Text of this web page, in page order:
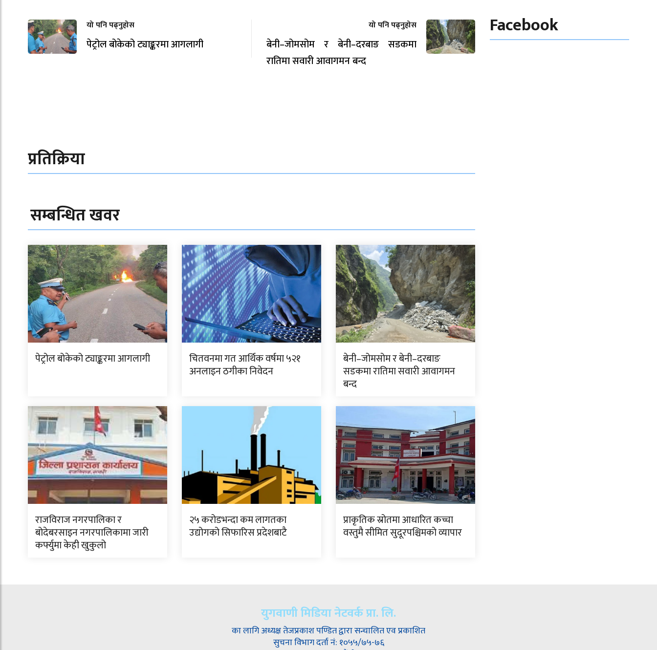
यो पनि पढ्नुहोस
पेट्रोल बोकेको ट्याङ्करमा आगलागी
यो पनि पढ्नुहोस
बेनी–जोमसोम र बेनी–दरबाङ सडकमा
रातिमा सवारी आवागमन बन्द
प्रतिक्रिया
सम्बन्धित खवर
पेट्रोल बोकेको ट्याङ्करमा आगलागी चितवनमा गत आर्थिक वर्षमा ५२१
अनलाइन ठगीका निवेदन
बेनी–जोमसोम र बेनी–दरबाङ
सडकमा रातिमा सवारी आवागमन
बन्द
राजविराज नगरपालिका र
बोदेबरसाइन नगरपालिकामा जारी
कर्फ्युमा केही खुकुलो
२५ करोडभन्दा कम लागतका
उद्योगको सिफारिस प्रदेशबाटै
प्राकृतिक स्रोतमा आधारित कच्चा
वस्तुमै सीमित सुदूरपश्चिमको व्यापार
Facebook
युगवाणी मिडिया नेटवर्क प्रा. लि.
का लागि अध्यक्ष तेजप्रकाश पण्डित द्वारा सन्चालित एव प्रकाशित
सुचना विभाग दर्ता नं: १०५५/७५-७६